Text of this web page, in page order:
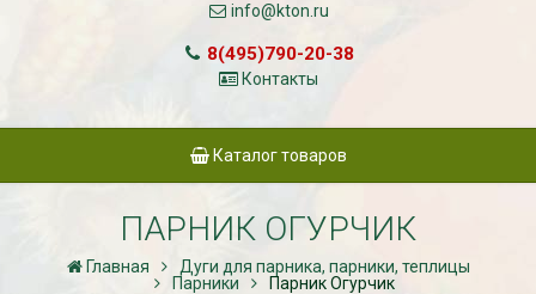
info@kton.ru
8(495)790-20-38
Контакты
Каталог товаров
ПАРНИК ОГУРЧИК
Главная
Дуги для парника, парники, теплицы
Парники
Парник Огурчик